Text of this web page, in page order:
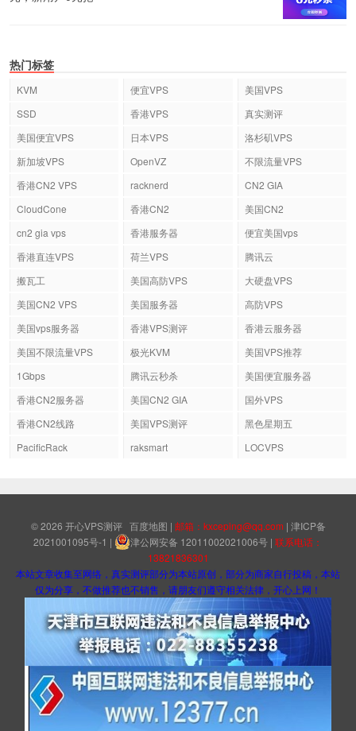
热门标签
KVM 便宜VPS
美国VPS
SSD
香港VPS
真实测评
美国便宜VPS
日本VPS
洛杉矶VPS
新加坡VPS
OpenVZ
不限流量VPS
香港CN2 VPS
racknerd
CN2 GIA
CloudCone
香港CN2
美国CN2
cn2 gia vps
香港服务器
便宜美国vps
香港直连VPS
荷兰VPS
腾讯云
搬瓦工
美国高防VPS
大硬盘VPS
美国CN2 VPS
美国服务器
高防VPS
美国vps服务器
香港VPS测评
香港云服务器
美国不限流量VPS
极光KVM
美国VPS推荐
1Gbps
腾讯云秒杀
美国便宜服务器
香港CN2服务器
美国CN2 GIA
国外VPS
香港CN2线路
美国VPS测评
黑色星期五
PacificRack
raksmart LOCVPS
© 2026 开心VPS测评 百度地图 | 邮箱：kxceping@qq.com | 津ICP备
2021001095号-1 | 津公网安备 12011002021006号 | 联系电话：
13821836301
本站文章收集至网络，真实测评部分为本站原创，部分为商家自行投稿，本站
仅为分享，不做推荐也不销售，请朋友们遵守相关法律，开心上网！